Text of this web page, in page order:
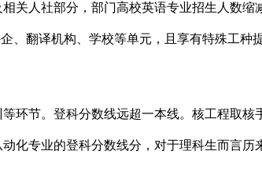
人社部分，部门高校英语专业招生人数缩
翻译机构、学校等单元，且享有特殊工种
节。登科分数线远超一本线。核工程取核
专业的登科分数线分，对于理科生而言历